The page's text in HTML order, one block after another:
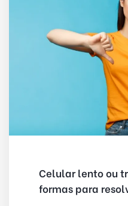
Celular lento ou
formas para